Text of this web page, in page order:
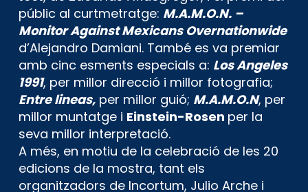
públic al curtmetratge: M.A.M.O.N. –
Monitor Against Mexicans Overnationwide
d’Alejandro Damiani. També es va premiar
amb cinc esments especials a: Los Angeles
1991, per millor direcció i millor fotografia;
Entre lineas, per millor guió; M.A.M.O.N, per
millor muntatge i Einstein-Rosen per la
seva millor interpretació.
A més, en motiu de la celebració de les 20
edicions de la mostra, tant els
organitzadors de Incortum, Julio Arche i